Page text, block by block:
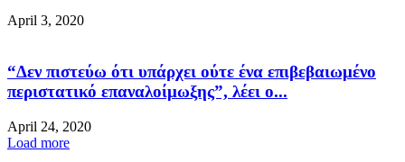
April 3, 2020
“Δεν πιστεύω ότι υπάρχει ούτε ένα επιβεβαιωμένο
περιστατικό επαναλοίμωξης”, λέει ο...
April 24, 2020
Load more